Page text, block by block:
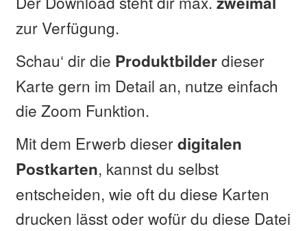
zur Verfügung.
Schau‘ dir die Produktbilderdieser
Karte gern im Detail an, nutze einfach
die Zoom Funktion.
Mit dem Erwerb dieserdigitalen
Postkarten, kannst du selbst
entscheiden, wie oft du diese Karten
drucken lässt oder wofür du diese Datei